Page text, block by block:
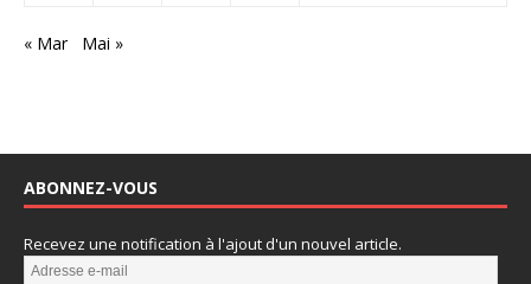
« Mar Mai »
ABONNEZ-VOUS
Recevez une notification à l'ajout d'un nouvel article.